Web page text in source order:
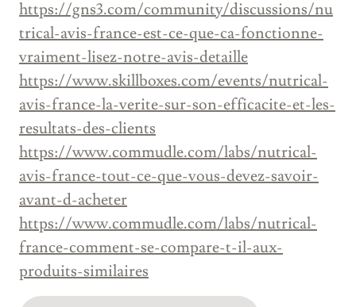
https://gns3.com/community/discussions/nu
trical-avis-france-est-ce-que-ca-fonctionne-
vraiment-lisez-notre-avis-detaille
https://www.skillboxes.com/events/nutrical-
avis-france-la-verite-sur-son-efficacite-et-les-
resultats-des-clients
https://www.commudle.com/labs/nutrical-
avis-france-tout-ce-que-vous-devez-savoir-
avant-d-acheter
https://www.commudle.com/labs/nutrical-
france-comment-se-compare-t-il-aux-
produits-similaires